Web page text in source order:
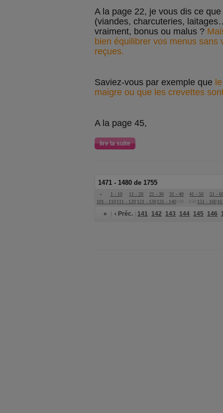
A la page 22, je vous dis ce
(viandes, charcuteries,
vraiment, bonus ou malus ?
bien équilibrer vos menus sans
reçues.
Saviez-vous par exemple que
maigre ou que les crevettes
A la page 45,
lire la suite
1471 - 1480 de 1755
« 1 - 10 11 - 20 21 - 30 31 - 40 41 - 50
51 -
101 - 110111 - 120 121 - 130 131 - 140141 - 150 151 - 160
« ‹ Préc. 141 142 143 144 145 146